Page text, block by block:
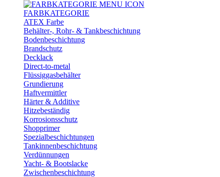
FARBKATEGORIE
ATEX Farbe
Behälter-, Rohr- & Tankbeschichtung
Bodenbeschichtung
Brandschutz
Decklack
Direct-to-metal
Flüssiggasbehälter
Grundierung
Haftvermittler
Härter & Additive
Hitzebeständig
Korrosionsschutz
Shopprimer
Spezialbeschichtungen
Tankinnenbeschichtung
Verdünnungen
Yacht- & Bootslacke
Zwischenbeschichtung